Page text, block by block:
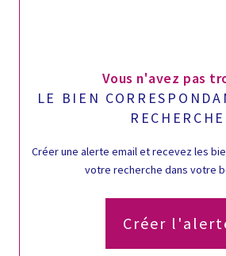
Vous n'avez pas
LE BIEN
RECHERCHE
Créer une alerte email et recevez les
votre recherche dans votre
Créer